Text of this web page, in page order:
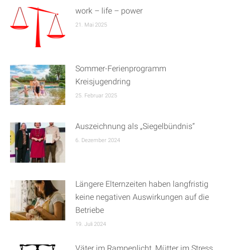
work – life – power
21. Mai 2025
Sommer-Ferienprogramm
Kreisjugendring
25. Februar 2025
Auszeichnung als „Siegelbündnis“
6. Dezember 2024
Längere Elternzeiten haben langfristig
keine negativen Auswirkungen auf die
Betriebe
19. Juli 2024